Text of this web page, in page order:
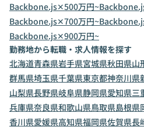
Backbone.js✕500万円~
Backbone.js✕700万円~
Backbone.js✕900万円~
勤務地から転職・求人情報を探す
北海道青森県岩手県宮城県秋田県山
群馬県埼玉県千葉県東京都神奈川県
山梨県長野県岐阜県静岡県愛知県三
兵庫県奈良県和歌山県鳥取県島根県
香川県愛媛県高知県福岡県佐賀県長